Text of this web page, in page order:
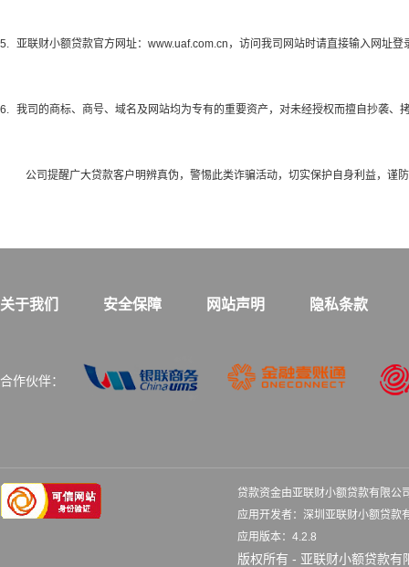
5. 亚联财小额贷款官方网址： www.uaf.com.cn ，访问我司网站时请直接输入网址
6. 我司的商标、商号、域名及网站均为专有的重要资产，对未经授权而擅自抄袭
公司提醒广大贷款客户明辨真伪，警惕此类诈骗活动，切实保护自身利益，谨
关于我们 安全保障 网站声明 隐私条款
合作伙伴：
贷款资金由亚联财小额贷款有限公
应用开发者：深圳亚联财小
应用版本：4.2.8
版权所有 - 亚联财小额贷款